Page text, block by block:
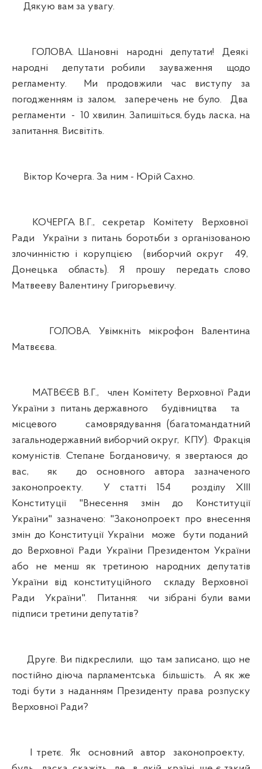
Дякую вам за увагу.
ГОЛОВА. Шановні народні депутати! Деякі
народні депутати робили зауваження щодо
регламенту. Ми продовжили час виступу за
погодженням із залом, заперечень не було. Два
регламенти - 10 хвилин. Запишіться, будь ласка, на
запитання. Висвітіть.
Віктор Кочерга. За ним - Юрій Сахно.
КОЧЕРГА В.Г., секретар Комітету Верховної
Ради України з питань боротьби з організованою
злочинністю і корупцією (виборчий округ 49,
Донецька область). Я прошу передать слово
Матвееву Валентину Григорьевичу.
ГОЛОВА. Увімкніть мікрофон Валентина
Матвєєва.
МАТВЄЄВ В.Г., член Комітету Верховної Ради
України з питань державного будівництва та
місцевого самоврядування (багатомандатний
загальнодержавний виборчий округ, КПУ). Фракція
комуністів. Степане Богдановичу, я звертаюся до
вас, як до основного автора зазначеного
законопроекту. У статті 154 розділу ХІІІ
Конституції "Внесення змін до Конституції
України" зазначено: "Законопроект про внесення
змін до Конституції України може бути поданий
до Верховної Ради України Президентом України
або не менш як третиною народних депутатів
України від конституційного складу Верховної
Ради України". Питання: чи зібрані були вами
підписи третини депутатів?
Друге. Ви підкреслили, що там записано, що не
постійно діюча парламентська більшість. А як же
тоді бути з наданням Президенту права розпуску
Верховної Ради?
І третє. Як основний автор законопроекту,